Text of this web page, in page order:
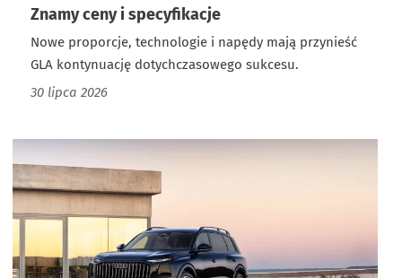
Znamy ceny i specyfikacje
Nowe proporcje, technologie i napędy mają przynieść
GLA kontynuację dotychczasowego sukcesu.
30 lipca 2026